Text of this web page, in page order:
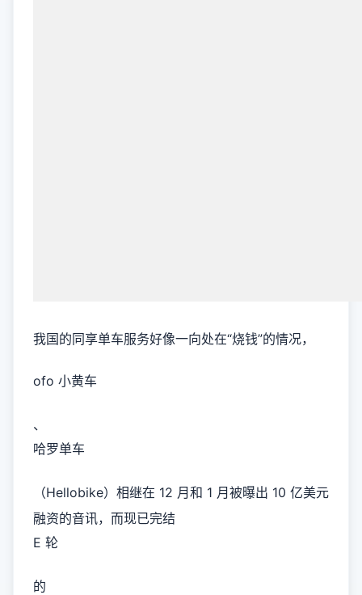
我国的同享单车服务好像一向处在“烧钱”的情况，
ofo 小黄车
、
哈罗单车
（Hellobike）相继在 12 月和 1 月被曝出 10 亿美元
融资的音讯，而现已完结
E 轮
的